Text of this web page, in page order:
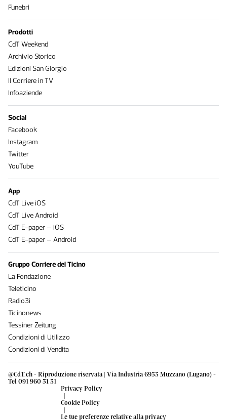
@CdT.ch - Riproduzione riservata | Via Industria 6933 Muzzano (Lugano) -
Tel 091 960 31 31
Privacy Policy
|
Cookie Policy
|
Le tue preferenze relative alla privacy
Funebri
Prodotti
CdT Weekend
Archivio Storico
Edizioni San Giorgio
Il Corriere in TV
Infoaziende
Social
Facebook
Instagram
Twitter
YouTube
App
CdT Live iOS
CdT Live Android
CdT E-paper – iOS
CdT E-paper – Android
Gruppo Corriere del Ticino
La Fondazione
Teleticino
Radio3i
Ticinonews
Tessiner Zeitung
Condizioni di Utilizzo
Condizioni di Vendita